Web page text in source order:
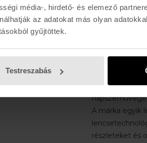
média-, hirdető- és elemező
az adatokat más olyan
gyűjtöttek.
Testreszabás
keret
kényelmet
Egész napos
Az Oakley
Az Oakley a
A márka egyik
részleteket és